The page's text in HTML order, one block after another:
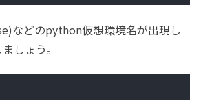
などのpython仮想環境名が出現し
しょう。